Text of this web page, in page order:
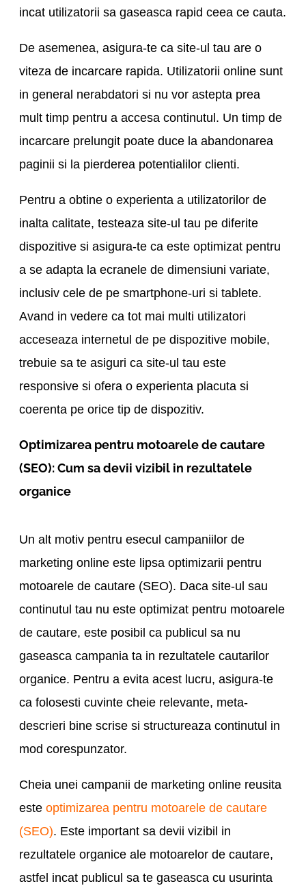
incat utilizatorii sa gaseasca rapid ceea ce cauta.
De asemenea, asigura-te ca site-ul tau are o
viteza de incarcare rapida. Utilizatorii online sunt
in general nerabdatori si nu vor astepta prea
mult timp pentru a accesa continutul. Un timp de
incarcare prelungit poate duce la abandonarea
paginii si la pierderea potentialilor clienti.
Pentru a obtine o experienta a utilizatorilor de
inalta calitate, testeaza site-ul tau pe diferite
dispozitive si asigura-te ca este optimizat pentru
a se adapta la ecranele de dimensiuni variate,
inclusiv cele de pe smartphone-uri si tablete.
Avand in vedere ca tot mai multi utilizatori
acceseaza internetul de pe dispozitive mobile,
trebuie sa te asiguri ca site-ul tau este
responsive si ofera o experienta placuta si
coerenta pe orice tip de dispozitiv.
Optimizarea pentru motoarele de cautare
(SEO): Cum sa devii vizibil in rezultatele
organice
Un alt motiv pentru esecul campaniilor de
marketing online este lipsa optimizarii pentru
motoarele de cautare (SEO). Daca site-ul sau
continutul tau nu este optimizat pentru motoarele
de cautare, este posibil ca publicul sa nu
gaseasca campania ta in rezultatele cautarilor
organice. Pentru a evita acest lucru, asigura-te
ca folosesti cuvinte cheie relevante, meta-
descrieri bine scrise si structureaza continutul in
mod corespunzator.
Cheia unei campanii de marketing online reusita
esteoptimizarea pentru motoarele de cautare
(SEO). Este important sa devii vizibil in
rezultatele organice ale motoarelor de cautare,
astfel incat publicul sa te gaseasca cu usurinta